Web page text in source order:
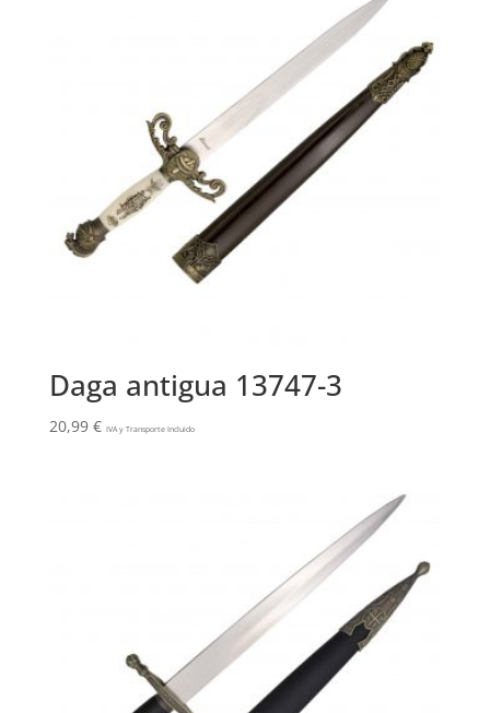
Daga antigua 13747-3
20,99 € IVA y Transporte Incluido